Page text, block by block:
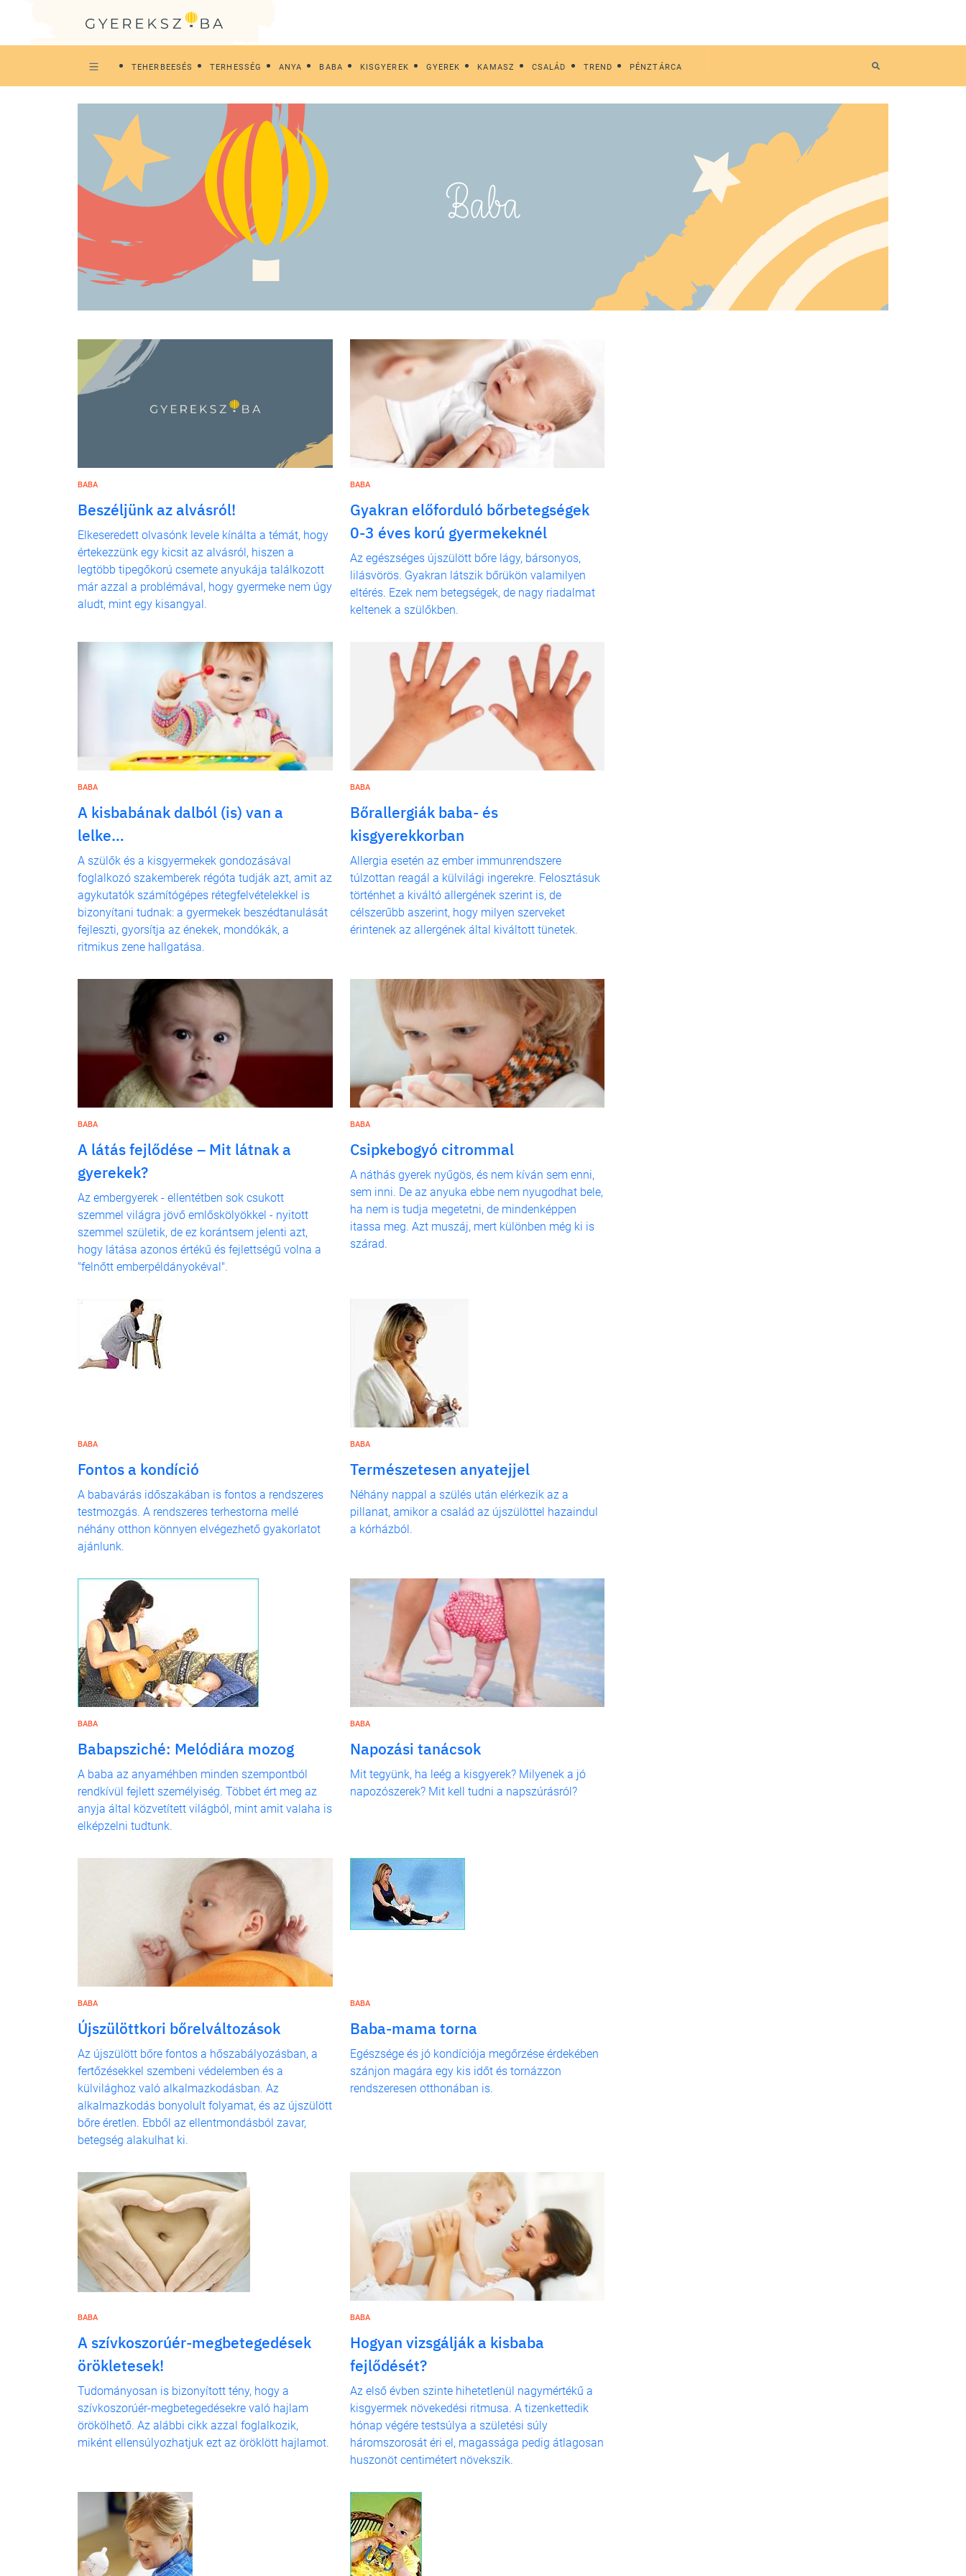
TEHERBEESÉS TERHESSÉG ANYA BABA KISGYEREK GYEREK KAMASZ CSALÁD TREND PÉNZTÁRCA
Baba
BABA
Beszéljünk az alvásról!
Elkeseredett olvasónk levele kínálta a témát, hogy
értekezzünk egy kicsit az alvásról, hiszen a
legtöbb tipegőkorú csemete anyukája találkozott
már azzal a problémával, hogy gyermeke nem úgy
aludt, mint egy kisangyal.
BABA
Gyakran előforduló bőrbetegségek
0-3 éves korú gyermekeknél
Az egészséges újszülött bőre lágy, bársonyos,
lilásvörös. Gyakran látszik bőrükön valamilyen
eltérés. Ezek nem betegségek, de nagy riadalmat
keltenek a szülőkben.
BABA
A kisbabának dalból (is) van a
lelke…
A szülők és a kisgyermekek gondozásával
foglalkozó szakemberek régóta tudják azt, amit az
agykutatók számítógépes rétegfelvételekkel is
bizonyítani tudnak: a gyermekek beszédtanulását
fejleszti, gyorsítja az énekek, mondókák, a
ritmikus zene hallgatása.
BABA
Bőrallergiák baba- és
kisgyerekkorban
Allergia esetén az ember immunrendszere
túlzottan reagál a külvilági ingerekre. Felosztásuk
történhet a kiváltó allergének szerint is, de
célszerűbb aszerint, hogy milyen szerveket
érintenek az allergének által kiváltott tünetek.
BABA
A látás fejlődése – Mit látnak a
gyerekek?
Az embergyerek - ellentétben sok csukott
szemmel világra jövő emlőskölyökkel - nyitott
szemmel születik, de ez korántsem jelenti azt,
hogy látása azonos értékű és fejlettségű volna a
"felnőtt emberpéldányokéval".
BABA
Csipkebogyó citrommal
A náthás gyerek nyűgös, és nem kíván sem enni,
sem inni. De az anyuka ebbe nem nyugodhat bele,
ha nem is tudja megetetni, de mindenképpen
itassa meg. Azt muszáj, mert különben még ki is
szárad.
BABA
Fontos a kondíció
A babavárás időszakában is fontos a rendszeres
testmozgás. A rendszeres terhestorna mellé
néhány otthon könnyen elvégezhető gyakorlatot
ajánlunk.
BABA
Természetesen anyatejjel
Néhány nappal a szülés után elérkezik az a
pillanat, amikor a család az újszülöttel hazaindul
a kórházból.
BABA
Babapsziché: Melódiára mozog
A baba az anyaméhben minden szempontból
rendkívül fejlett személyiség. Többet ért meg az
anyja által közvetített világból, mint amit valaha is
elképzelni tudtunk.
BABA
Napozási tanácsok
Mit tegyünk, ha leég a kisgyerek? Milyenek a jó
napozószerek? Mit kell tudni a napszúrásról?
BABA
Újszülöttkori bőrelváltozások
Az újszülött bőre fontos a hőszabályozásban, a
fertőzésekkel szembeni védelemben és a
külvilághoz való alkalmazkodásban. Az
alkalmazkodás bonyolult folyamat, és az újszülött
bőre éretlen. Ebből az ellentmondásból zavar,
betegség alakulhat ki.
BABA
Baba-mama torna
Egészsége és jó kondíciója megőrzése érdekében
szánjon magára egy kis időt és tornázzon
rendszeresen otthonában is.
BABA
A szívkoszorúér-megbetegedések
örökletesek!
Tudományosan is bizonyított tény, hogy a
szívkoszorúér-megbetegedésekre való hajlam
örökölhető. Az alábbi cikk azzal foglalkozik,
miként ellensúlyozhatjuk ezt az öröklött hajlamot.
BABA
Hogyan vizsgálják a kisbaba
fejlődését?
Az első évben szinte hihetetlenül nagymértékű a
kisgyermek növekedési ritmusa. A tizenkettedik
hónap végére testsúlya a születési súly
háromszorosát éri el, magassága pedig átlagosan
huszonöt centimétert növekszik.